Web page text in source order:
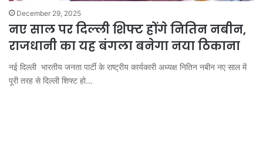
December 29, 2025
नए साल पर दिल्ली शिफ्ट होंगे नितिन नबीन,
राजधानी का यह बंगला बनेगा नया ठिकाना
नई दिल्ली भारतीय जनता पार्टी के राष्ट्रीय कार्यकारी अध्यक्ष नितिन नबीन नए साल में
पूरी तरह से दिल्ली शिफ्ट हो…